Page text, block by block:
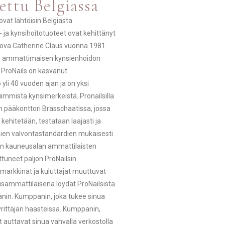
Belgiassa
lähtöisin Belgiasta.
ja kynsihoitotuoteet ovat kehittänyt
Catherine Claus vuonna 1981.
ammattimaisen kynsienhoidon
on kasvanut
40 vuoden ajan ja on yksi
kynsimerkeistä. Pronailsilla
pääkonttori Brasschaatissa, jossa
testataan laajasti ja
valvontastandardien mukaisesti
kauneusalan ammattilaisten
paljon ProNailsin
ja kuluttajat muuttuvat
löydät ProNailsista
Kumppanin, joka tukee sinua
haasteissa. Kumppanin,
auttavat sinua vahvalla verkostolla